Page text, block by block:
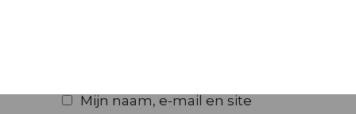
Mijn naam, e-mail en site